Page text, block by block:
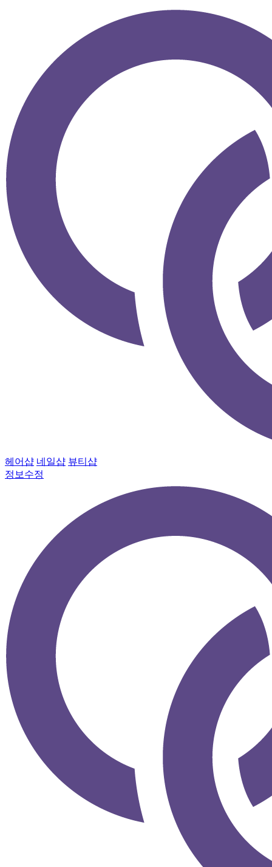
헤어샵 네일샵 뷰티샵
정보수정